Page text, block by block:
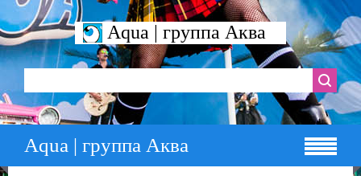
Aqua | группа Аква
Aqua | группа Аква